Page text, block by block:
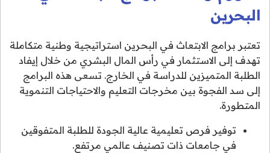
البحرين
تعتبر برامج الابتعاث في البحرين استراتيجية وطنية متكاملة
تهدف إلى الاستثمار في رأس المال البشري من خلال إيفاد
الطلبة المتميزين للدراسة في الخارج. تسعى هذه البرامج
إلى سد الفجوة بين مخرجات التعليم والاحتياجات التنموية
المتطورة.
توفير فرص تعليمية عالية الجودة للطلبة المتفوقين
في جامعات ذات تصنيف عالمي مرتفع.